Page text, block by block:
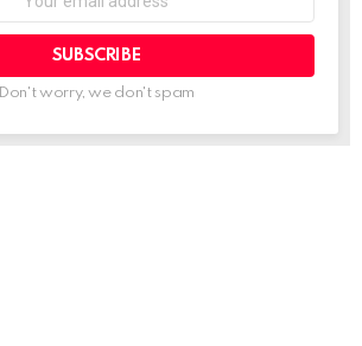
Don't worry, we don't spam